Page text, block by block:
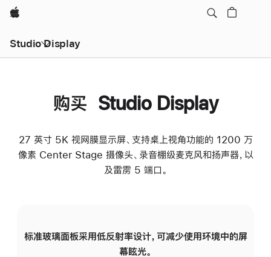
Apple
Studio Display
购买 Studio Display
27 英寸 5K 视网膜显示屏、支持桌上视角功能的 1200 万
像素 Center Stage 摄像头、录音棚级麦克风和扬声器，以
及雷雳 5 端口。
标准玻璃面板采用低反射率设计，可减少使用环境中的屏
幕眩光。